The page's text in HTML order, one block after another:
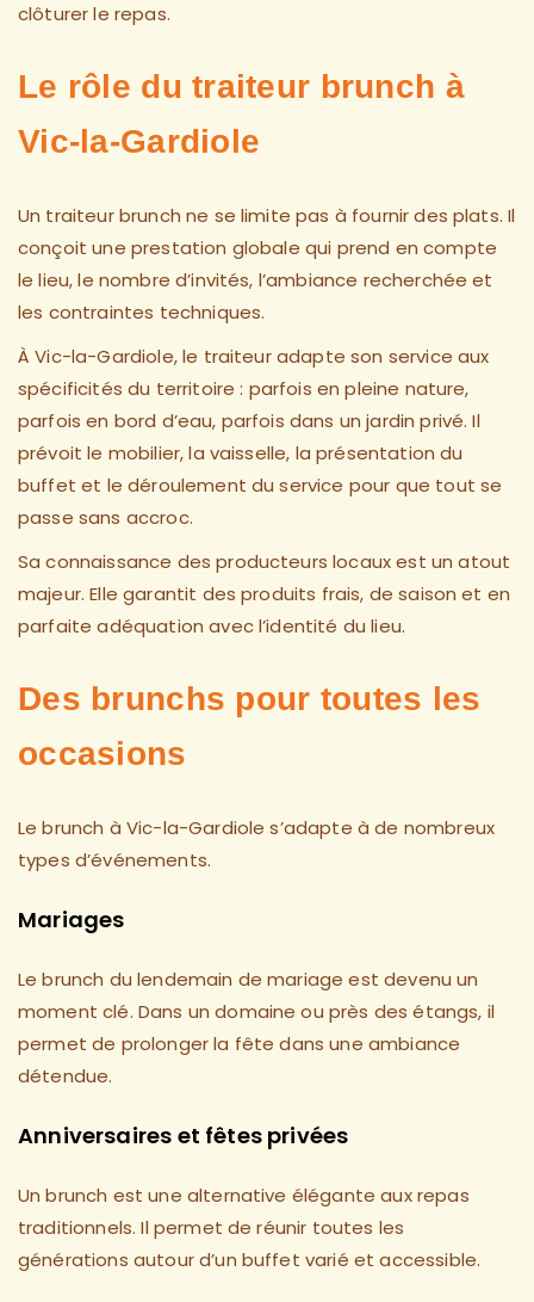
clôturer le repas.
Le rôle du traiteur brunch à
Vic-la-Gardiole
Un traiteur brunch ne se limite pas à fournir des plats. Il
conçoit une prestation globale qui prend en compte
le lieu, le nombre d’invités, l’ambiance recherchée et
les contraintes techniques.
À Vic-la-Gardiole, le traiteur adapte son service aux
spécificités du territoire : parfois en pleine nature,
parfois en bord d’eau, parfois dans un jardin privé. Il
prévoit le mobilier, la vaisselle, la présentation du
buffet et le déroulement du service pour que tout se
passe sans accroc.
Sa connaissance des producteurs locaux est un atout
majeur. Elle garantit des produits frais, de saison et en
parfaite adéquation avec l’identité du lieu.
Des brunchs pour toutes les
occasions
Le brunch à Vic-la-Gardiole s’adapte à de nombreux
types d’événements.
Mariages
Le brunch du lendemain de mariage est devenu un
moment clé. Dans un domaine ou près des étangs, il
permet de prolonger la fête dans une ambiance
détendue.
Anniversaires et fêtes privées
Un brunch est une alternative élégante aux repas
traditionnels. Il permet de réunir toutes les
générations autour d’un buffet varié et accessible.